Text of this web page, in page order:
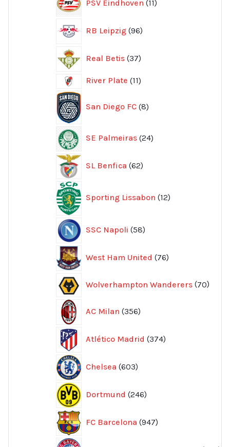
PSV Eindhoven 11
produkter
RB Leipzig 96
produkter
Real Betis 37
produkter
River Plate 1111
San Diego FC 8produkter
SE Palmeiras 24
produkter
SL Benfica 62
produkter
Sporting Lissabon 12produkter
SSC Napoli 58
produkter
West Ham United 76
produkter
Wolverhampton Wanderers 70
70
AC Milan 356
produkter
Atlético Madrid 374
produkter
Chelsea 603
produkter
Dortmund 246
produkter
FC Barcelona 947
produkter